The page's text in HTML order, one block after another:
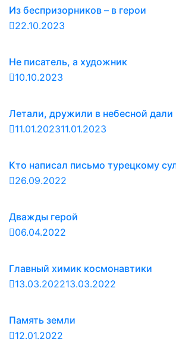
Из беспризорников – в герои
22.10.2023
Не писатель, а художник
10.10.2023
Летали, дружили в небесной дали
11.01.202311.01.2023
Кто написал письмо турецкому
26.09.2022
Дважды герой
06.04.2022
Главный химик космонавтики
13.03.202213.03.2022
Память земли
12.01.2022